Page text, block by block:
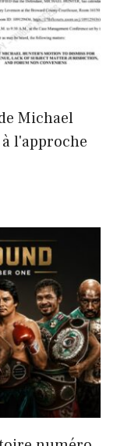
Michael
l'approche